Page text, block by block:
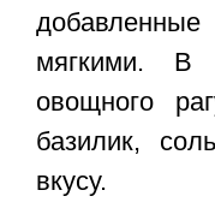
мягкими. В
овощного
базилик,
вкусу.